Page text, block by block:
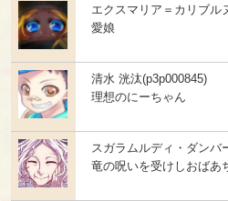
エクスマリア＝カリブル
愛娘
清水 洸汰(p3p000845)
理想のにーちゃん
スガラムルディ・ダンバ
竜の呪いを受けしおばあ